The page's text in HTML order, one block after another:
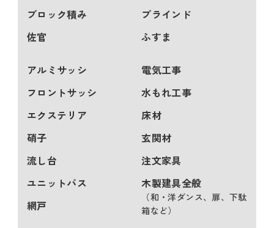
ブロック積み
佐官
ブラインド
ふすま
アルミサッシ
フロントサッシ
エクステリア
硝子
流し台
ユニットバス
網戸
電気工事
水もれ工事
床材
玄関材
注文家具
木製建具全般
（和・洋ダンス、扉、下駄
箱など）